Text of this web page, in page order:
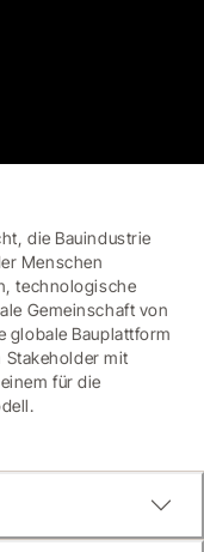
die Bauindustrie
Menschen
technologische
Gemeinschaft von
globale Bauplattform
Stakeholder mit
für die